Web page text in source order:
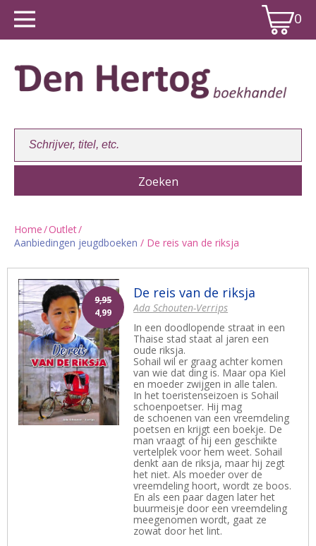
0
Winkelwagen:
Home/Outlet/
Aanbiedingen jeugdboeken / De reis van de riksja
9,95
4,99
De reis van de riksja
Ada Schouten-Verrips
In een doodlopende straat in een
Thaise stad staat al jaren een
oude riksja.
Sohail wil er graag achter komen
van wie dat ding is. Maar opa Kiel
en moeder zwijgen in alle talen.
In het toeristenseizoen is Sohail
schoenpoetser. Hij mag
de schoenen van een vreemdeling
poetsen en krijgt een boekje. De
man vraagt of hij een geschikte
vertelplek voor hem weet. Sohail
denkt aan de riksja, maar hij zegt
het niet. Als moeder over de
vreemdeling hoort, wordt ze boos.
En als een paar dagen later het
buurmeisje door een vreemdeling
meegenomen wordt, gaat ze
zowat door het lint.